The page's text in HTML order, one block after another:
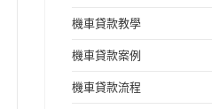
機車貸款教學
機車貸款案例
機車貸款流程